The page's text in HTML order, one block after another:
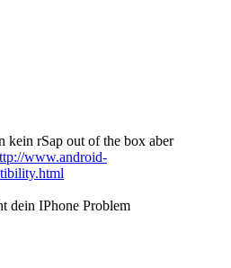
kein rSap out of the box aber
www.android-
dein IPhone Problem